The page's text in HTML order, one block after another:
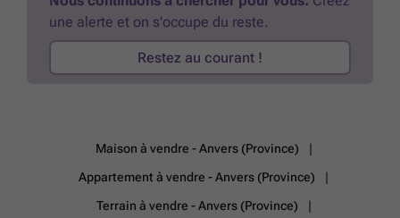
stratégique en fait une option pratique et économique. Pour toute
demande d’informations complémentaires ou pour organiser une
visite, n’hésitez pas à contacter notre agence afin de saisir cette
opportunité rare dans le secteur de Deurne.En savoir plus ?
une alerte et on s'occupe du reste.
Restez au courant !
Maison à vendre - Anvers (Province)
Appartement à vendre - Anvers (Province)
Terrain à vendre - Anvers (Province)